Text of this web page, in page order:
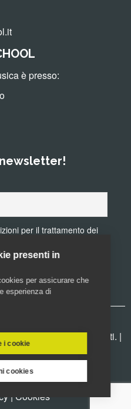
è presso:
per il trattamento dei
Tutti i diritti sono riservati. |
| Cookies
presenti in
per assicurare che
esperienza di
i cookie
cookies